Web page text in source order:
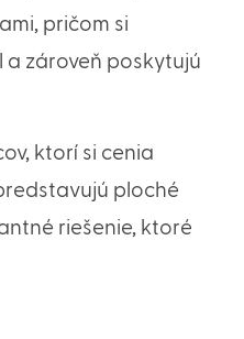
pričom si
a zároveň poskytujú
ktorí si cenia
ploché
riešenie, ktoré